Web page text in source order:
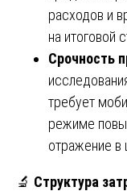
расходов и
на итоговой
Срочность
требует
режиме
отражение в
🔬 Структура